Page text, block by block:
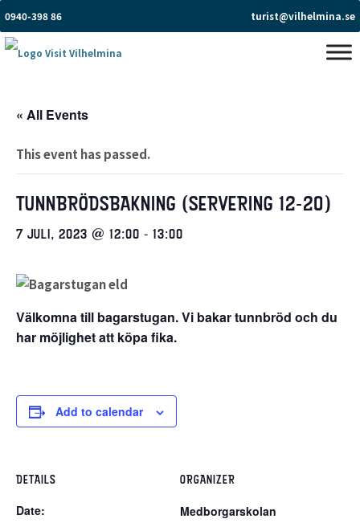
0940-398 86 turist@vilhelmina.se
« All Events
This event has passed.
TUNNBRÖDSBAKNING (SERVERING 12-20)
7 JULI, 2023 @ 12:00 - 13:00
Välkomna till bagarstugan. Vi bakar tunnbröd och du
har möjlighet att köpa fika.
Add to calendar
DETAILS
Date:
ORGANIZER
Medborgarskolan